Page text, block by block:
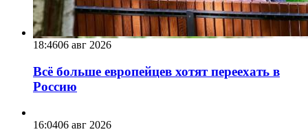
18:4606 авг 2026
Всё больше европейцев хотят переехать в
Россию
16:0406 авг 2026